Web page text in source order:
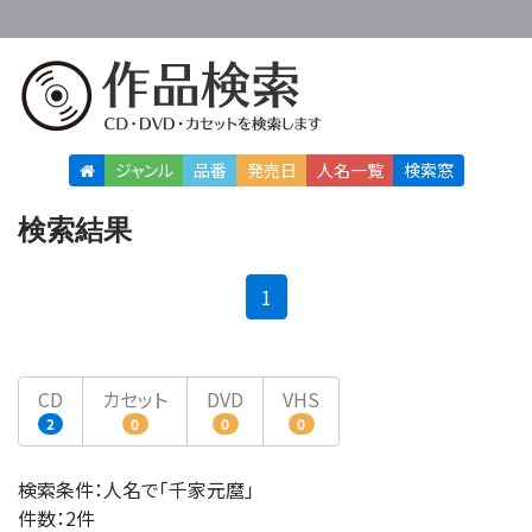
ジャンル 品番 発売日 人名一覧 検索窓
検索結果
1
CD
2
カセット
0
DVD
0
VHS
0
検索条件：人名で「千家元麿」
件数：2件